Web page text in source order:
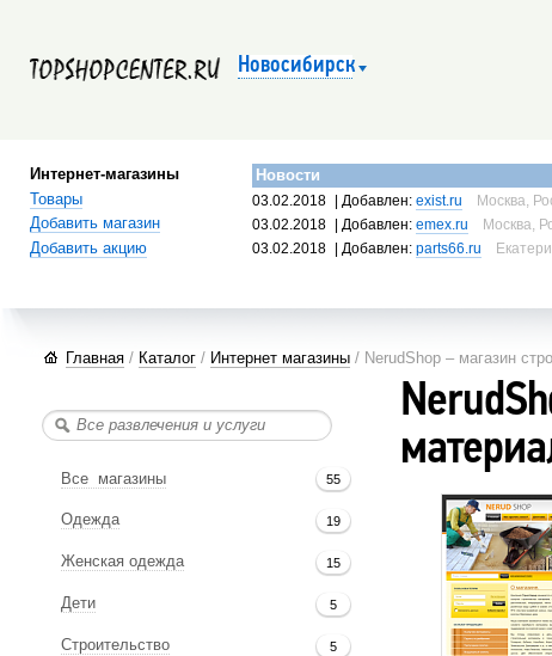
Новосибирск
Интернет-магазины
Товары
Добавить магазин
Добавить акцию
Новости
03.02.2018 | Добавлен: exist.ru
Москва,
03.02.2018
| Добавлен: emex.ru
Москва,
03.02.2018
| Добавлен: parts66.ru
Главная / Каталог / Интернет магазины / NerudShop – магазин
Все магазины 55
Одежда 19
Женская одежда 15
Дети 5
Строительство 5